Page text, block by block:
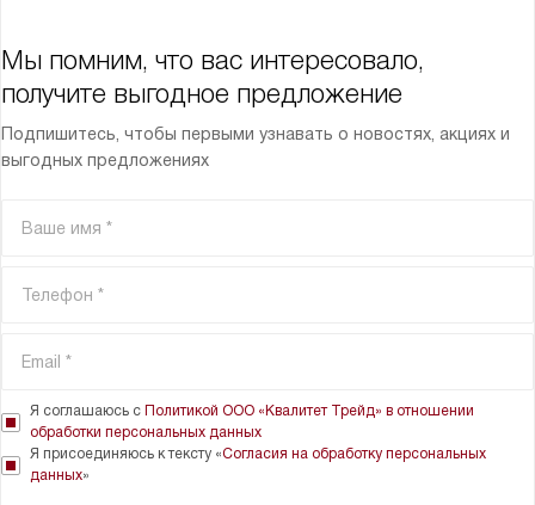
Мы помним, что вас интересовало,
получите выгодное предложение
Подпишитесь, чтобы первыми узнавать о новостях, акциях и
выгодных предложениях
Я соглашаюсь с Политикой ООО «Квалитет Трейд» в отношении
обработки персональных данных
Я присоединяюсь к тексту «Согласия на обработку персональных
данных»